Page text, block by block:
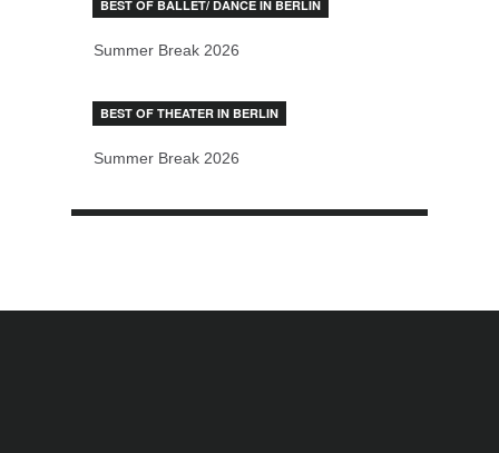
BEST OF BALLET/ DANCE IN BERLIN
Summer Break 2026
BEST OF THEATER IN BERLIN
Summer Break 2026